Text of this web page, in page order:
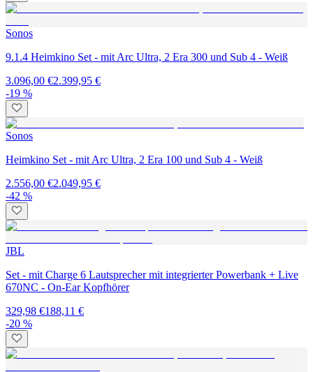
Sonos
9.1.4 Heimkino Set - mit Arc Ultra, 2 Era 300 und Sub 4 - Weiß
3.096,00 €2.399,95 €
-19 %
Sonos
Heimkino Set - mit Arc Ultra, 2 Era 100 und Sub 4 - Weiß
2.556,00 €2.049,95 €
-42 %
JBL
Set - mit Charge 6 Lautsprecher mit integrierter Powerbank + Live
670NC - On-Ear Kopfhörer
329,98 €188,11 €
-20 %